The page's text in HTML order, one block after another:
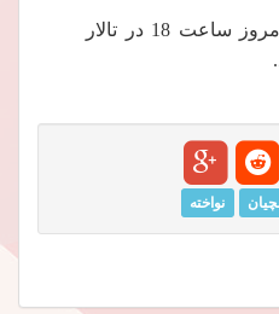
دومین شب کنسرت امروز ساعت 18 در تالار
نواخته